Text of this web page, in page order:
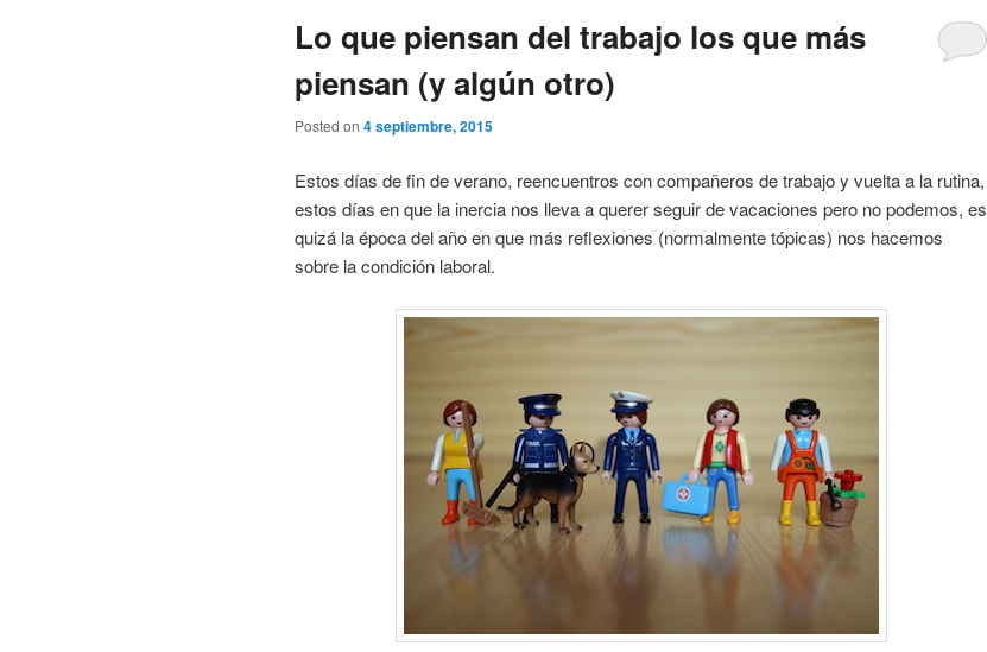
Lo que piensan del trabajo los que más
piensan (y algún otro)
Posted on 4 septiembre, 2015
Estos días de fin de verano, reencuentros con compañeros de trabajo y vuelta a la rutina,
estos días en que la inercia nos lleva a querer seguir de vacaciones pero no podemos, es
quizá la época del año en que más reflexiones (normalmente tópicas) nos hacemos
sobre la condición laboral.